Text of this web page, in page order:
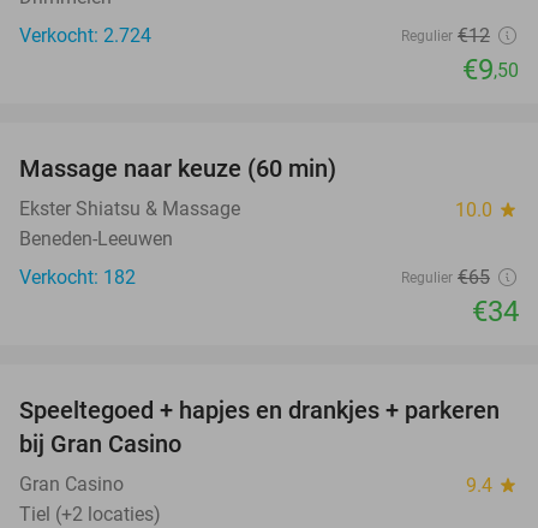
Verkocht: 2.724
Regulier €12
€9,50
Massage naar keuze (60 min)
Ekster Shiatsu & Massage 10.0 star
Beneden-Leeuwen
Verkocht: 182
Regulier €65
€34
50%
Speeltegoed + hapjes en drankjes + parkeren
bij Gran Casino
Gran Casino 9.4 star
Tiel (+2 locaties)